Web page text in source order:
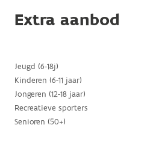
Extra aanbod
Jeugd (6-18j)
Kinderen (6-11 jaar)
Jongeren (12-18 jaar)
Recreatieve sporters
Senioren (50+)